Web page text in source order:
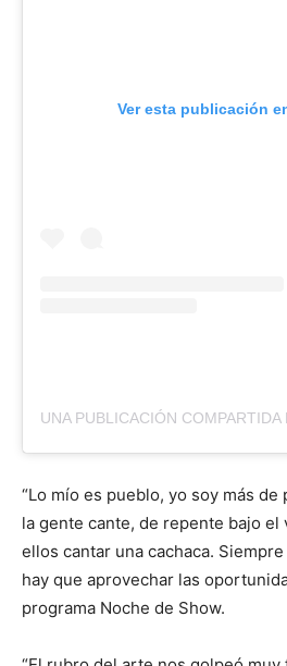
Ver esta publicación
“Lo mío es pueblo, yo soy más de
la gente cante, de repente bajo el
ellos cantar una cachaca.
hay que aprovechar las
programa Noche de Show.